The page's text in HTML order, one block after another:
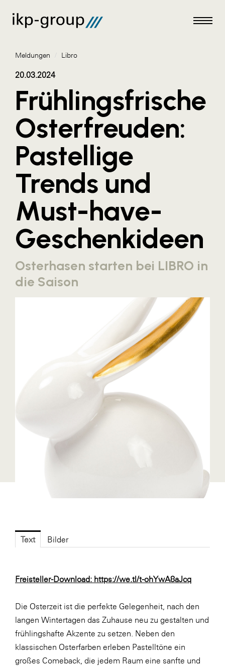
Meldungen
AKTUELLES
ACO
ALEX Krems
Amazon Web Services
Artweger
AustroCel Hallein
Blaguss
Cineplexx
Designer Outlets Parndorf und Salzburg
FG UBIT Salzburg
foodaffairs
GBV - Verband gemeinnütziger
ikp
Johnson & Johnson
JELD-WEN DANA
kosaplaner
Meldungen / Libro
20.03.2024
Frühlingsfrische
Osterfreuden:
Pastellige
Trends und
Must-have-
Geschenkideen
Osterhasen starten bei LIBRO in
die Saison
Text Bilder
Freisteller-Download: https://we.tl/t-ohYwA8aJcq
Die Osterzeit ist die perfekte Gelegenheit, nach den
langen Wintertagen das Zuhause neu zu gestalten und
frühlingshafte Akzente zu setzen. Neben den
klassischen Osterfarben erleben Pastelltöne ein
großes Comeback, die jedem Raum eine sanfte und